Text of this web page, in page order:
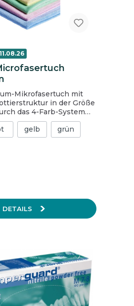
Mikrofasertuch mit
in der Größe
Einsatzzweck des
kenntlich machen. Das
einsetzbar und für
gelb grün
DETAILS